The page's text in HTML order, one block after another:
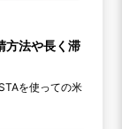
方法や長く滞
を使っての米